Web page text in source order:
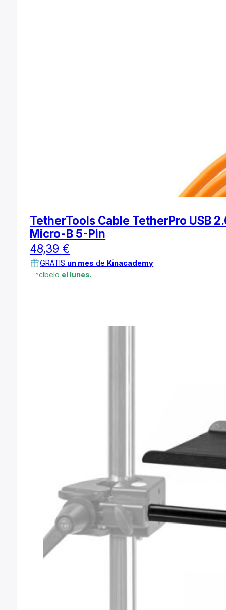
TetherTools Cable TetherPro USB
Micro-B 5-Pin
48,39 €
GRATIS un mes de Kinacademy
Recíbelo el lunes.